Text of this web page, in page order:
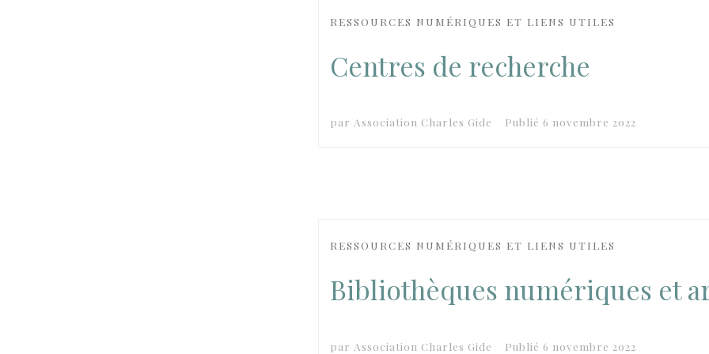
RESSOURCES NUMÉRIQUES ET LIENS UTILES
Centres de recherche
par Association Charles Gide Publié 6 novembre 2022
RESSOURCES NUMÉRIQUES ET LIENS UTILES
Bibliothèques numériques et
par Association Charles Gide Publié 6 novembre 2022